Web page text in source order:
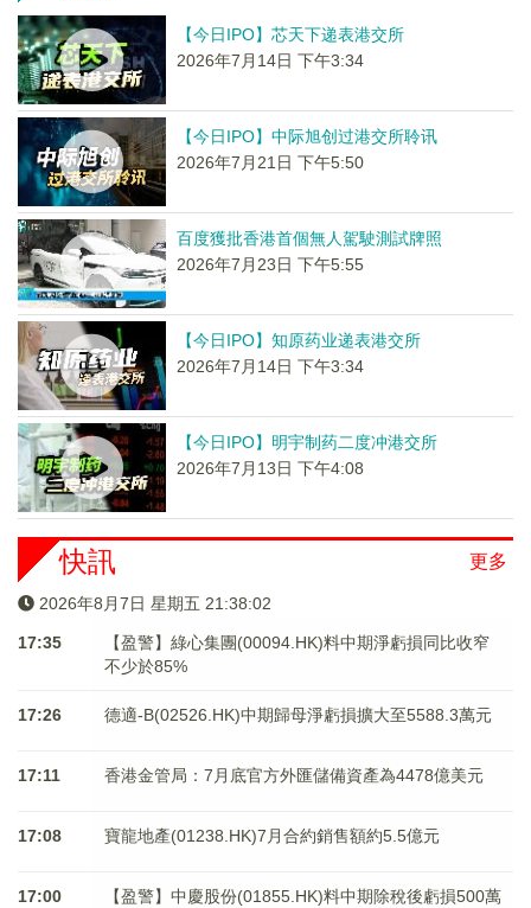
【今日IPO】芯天下递表港交所
2026年7月14日 下午3:34
【今日IPO】中际旭创过港交所聆讯
2026年7月21日 下午5:50
百度獲批香港首個無人駕駛測試牌照
2026年7月23日 下午5:55
【今日IPO】知原药业递表港交所
2026年7月14日 下午3:34
【今日IPO】明宇制药二度冲港交所
2026年7月13日 下午4:08
更多
快訊
2026年8月7日 星期五 21:38:02
17:35
【盈警】綠心集團(00094.HK)料中期淨虧損同比收窄
不少於85%
17:26 德適-B(02526.HK)中期歸母淨虧損擴大至5588.3萬元
17:11 香港金管局：7月底官方外匯儲備資產為4478億美元
17:08 寶龍地產(01238.HK)7月合約銷售額約5.5億元
17:00
【盈警】中慶股份(01855.HK)料中期除稅後虧損500萬